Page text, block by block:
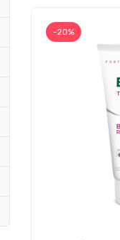
-20%